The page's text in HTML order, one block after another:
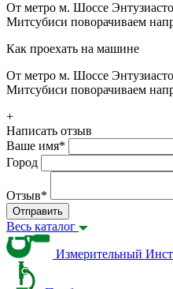
От метро м. Шоссе
Митсубиси поворачиваем
Как проехать на машине
От метро м. Шоссе
Митсубиси поворачиваем
+
Написать отзыв
Ваше имя*
Город
Отзыв*
Отправить
Весь каталог
Измерительный